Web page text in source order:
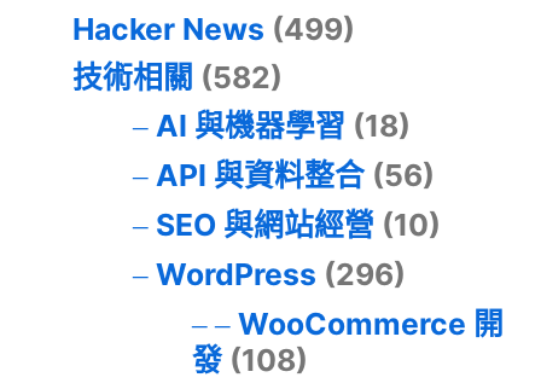
Hacker News (499)
技術相關 (582)
AI 與機器學習 (18)
API 與資料整合(56)
SEO 與網站經營 (10)
WordPress (296)
WooCommerce 開
發(108)